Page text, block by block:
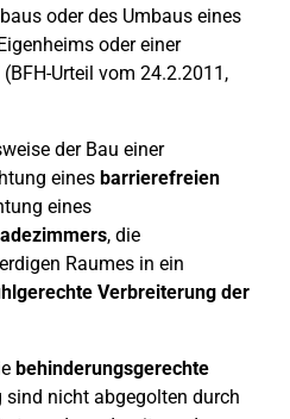
oder des Umbaus eines
oder einer
Urteil vom 24.2.2011,
der Bau einer
eines barrierefreien
eines
, die
Raumes in ein
Verbreiterung der
behinderungsgerechte
sind nicht abgegolten durch